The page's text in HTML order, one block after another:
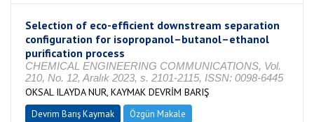
Selection of eco-efficient downstream separation
configuration for isopropanol–butanol–ethanol
purification process
CHEMICAL ENGINEERING COMMUNICATIONS, Vol.
210, No. 12, Aralık 2023, s. 2101-2115, ISSN: 0098-6445
OKSAL ILAYDA NUR, KAYMAK DEVRİM BARIŞ
Devrim Barış Kaymak Özgün Makale